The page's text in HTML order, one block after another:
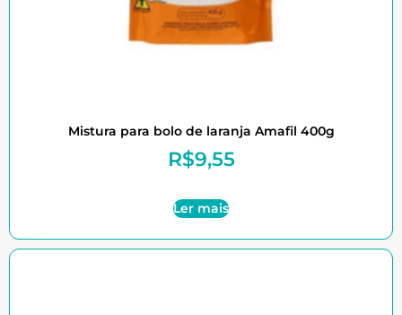
Mistura para bolo de laranja Amafil 400g
R$9,55
Ler mais